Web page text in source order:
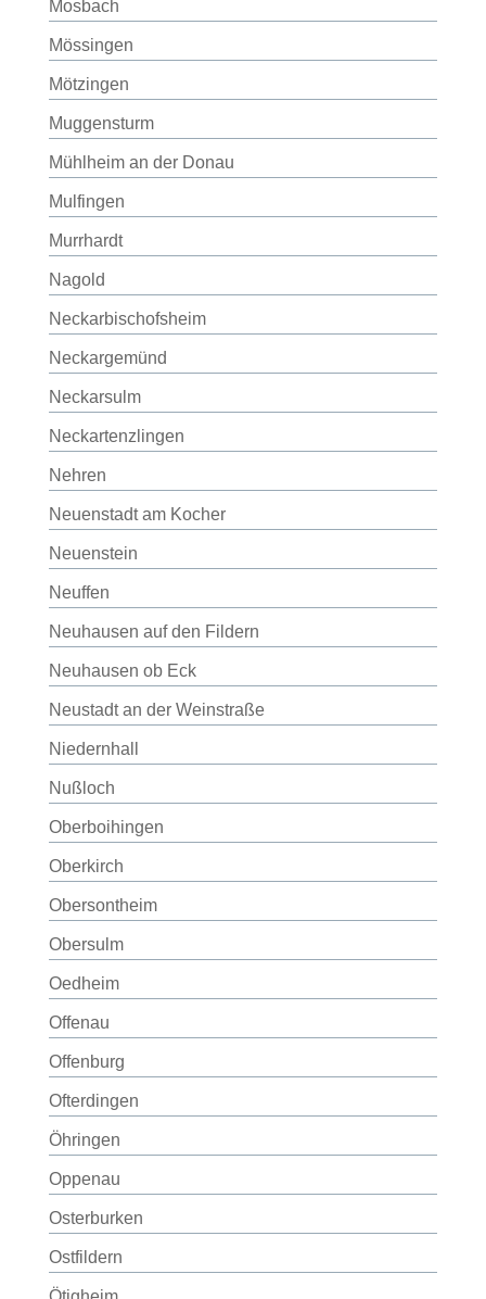
Mosbach
Mössingen
Mötzingen
Muggensturm
Mühlheim an der Donau
Mulfingen
Murrhardt
Nagold
Neckarbischofsheim
Neckargemünd
Neckarsulm
Neckartenzlingen
Nehren
Neuenstadt am Kocher
Neuenstein
Neuffen
Neuhausen auf den Fildern
Neuhausen ob Eck
Neustadt an der Weinstraße
Niedernhall
Nußloch
Oberboihingen
Oberkirch
Obersontheim
Obersulm
Oedheim
Offenau
Offenburg
Ofterdingen
Öhringen
Oppenau
Osterburken
Ostfildern